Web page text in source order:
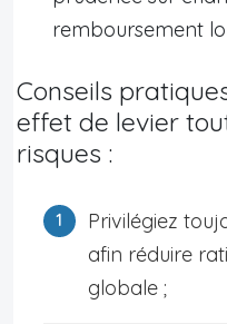
remboursement
Conseils
effet de levier
risques :
Privilégiez
afin réduire
globale ;